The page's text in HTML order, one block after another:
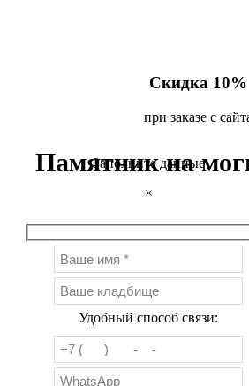
Скидка 10%
при заказе с
Памятник на
Заполните данные
×
Удобный способ связи: